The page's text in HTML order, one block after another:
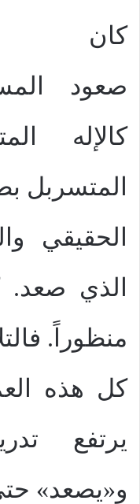
كان
صعود
كالإله
المتسربل
الحقيقي
الذي
منظوراً.
كل هذه
يرتفع
و«يصعد»